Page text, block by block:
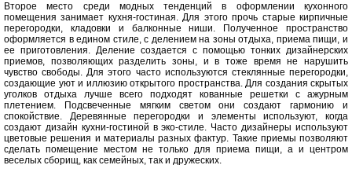
Второе место среди модных тенденций в оформлении кухонного
помещения занимает кухня-гостиная. Для этого прочь старые кирпичные
перегородки, кладовки и балконные ниши. Полученное пространство
оформляется в едином стиле, с делением на зоны отдыха, приема пищи, и
ее приготовления. Деление создается с помощью тонких дизайнерских
приемов, позволяющих разделить зоны, и в тоже время не нарушить
чувство свободы. Для этого часто используются стеклянные перегородки,
создающие уют и иллюзию открытого пространства. Для создания скрытых
уголков отдыха лучше всего подходят кованные решетки с ажурным
плетением. Подсвеченные мягким светом они создают гармонию и
спокойствие. Деревянные перегородки и элементы используют, когда
создают дизайн кухни-гостиной в эко-стиле. Часто дизайнеры используют
цветовые решения и материалы разных фактур. Такие приемы позволяют
сделать помещение местом не только для приема пищи, а и центром
веселых сборищ, как семейных, так и дружеских.